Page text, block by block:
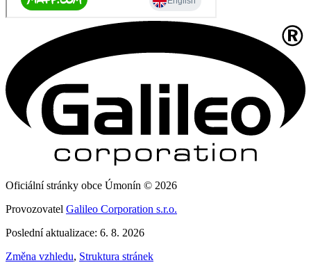
Oficiální stránky obce Úmonín © 2026
Provozovatel Galileo Corporation s.r.o.
Poslední aktualizace: 6. 8. 2026
Změna vzhledu, Struktura stránek